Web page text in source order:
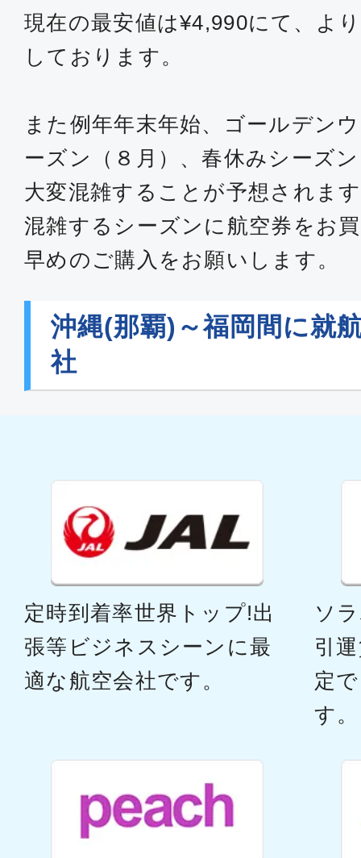
沖縄(那覇)
福岡
ANA1200
ファースト
沖縄(那覇)
07:20
福岡
ANA1202
沖縄(那覇)
09:00
福岡
11:50
ANA1208
沖縄(那覇)
14:20
福岡
17:20
福岡
現在の最安値は¥4,990にて、よ
しております。
また例年年末年始、ゴールデン
ーズン（８月）、春休みシーズ
大変混雑することが予想されま
混雑するシーズンに航空券をお
早めのご購入をお願いします。
沖縄(那覇)～福岡間に就
社
定時到着率世界トップ!出
張等ビジネスシーンに最
適な航空会社です。
ソ
引
定
す。